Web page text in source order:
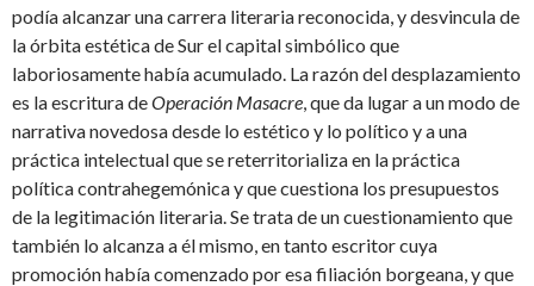
podía alcanzar una carrera literaria reconocida, y desvincula de
la órbita estética de Sur el capital simbólico que
laboriosamente había acumulado. La razón del desplazamiento
es la escritura deOperación Masacre, que da lugar a un modo de
narrativa novedosa desde lo estético y lo político y a una
práctica intelectual que se reterritorializa en la práctica
política contrahegemónica y que cuestiona los presupuestos
de la legitimación literaria. Se trata de un cuestionamiento que
también lo alcanza a él mismo, en tanto escritor cuya
promoción había comenzado por esa filiación borgeana, y que